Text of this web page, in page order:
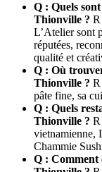
Q : Quels
Thionville ? R
L’Atelier sont
réputées,
qualité et
Q : Où
Thionville ? R
pâte fine, sa
Q : Quels
Thionville ? R
vietnamienne,
Chammie
Q : Comment